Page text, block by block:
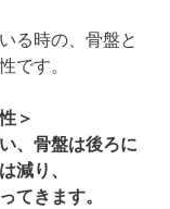
る時の、骨盤と
です。
＞
、骨盤は後ろに
減り、
てきます。